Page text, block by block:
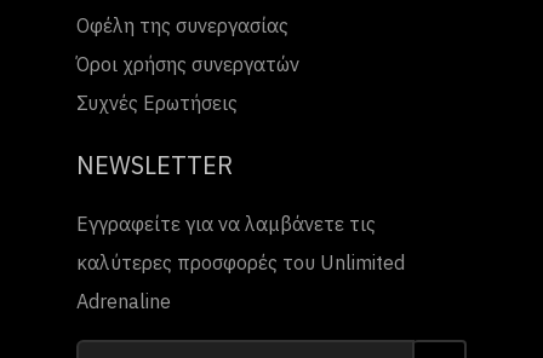
Οφέλη της συνεργασίας
Όροι χρήσης συνεργατών
Συχνές Ερωτήσεις
NEWSLETTER
Εγγραφείτε για να λαμβάνετε τις
καλύτερες προσφορές του Unlimited
Adrenaline